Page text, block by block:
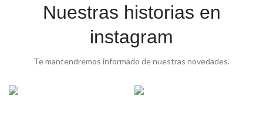
Nuestras historias en
instagram
Te mantendremos informado de nuestras novedades.